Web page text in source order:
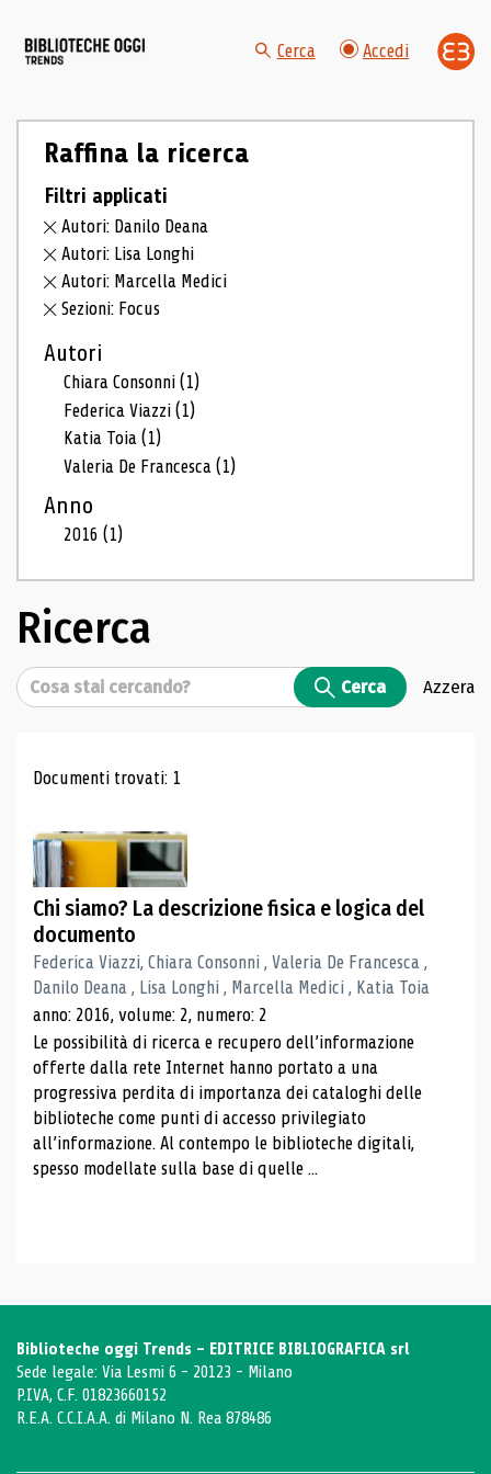
Cerca Accedi
Raffina la ricerca
Filtri applicati
Autori: Danilo Deana
Autori: Lisa Longhi
Autori: Marcella Medici
Sezioni: Focus
Autori
Chiara Consonni(1)
Federica Viazzi(1)
Katia Toia(1)
Valeria De Francesca(1)
Anno
2016(1)
Ricerca
Cerca Cerca Azzera
Risultati di ricerca
Documenti trovati: 1
Chi siamo? La descrizione fisica e logica del
documento
Federica Viazzi, Chiara Consonni , Valeria De Francesca ,
Danilo Deana , Lisa Longhi , Marcella Medici , Katia Toia
anno: 2016, volume: 2, numero: 2
Le possibilità di ricerca e recupero dell’informazione
offerte dalla rete Internet hanno portato a una
progressiva perdita di importanza dei cataloghi delle
biblioteche come punti di accesso privilegiato
all’informazione. Al contempo le biblioteche digitali,
spesso modellate sulla base di quelle ...
Biblioteche oggi Trends - EDITRICE BIBLIOGRAFICA srl
Sede legale: Via Lesmi 6 - 20123 - Milano
P.IVA, C.F. 01823660152
R.E.A. C.C.I.A.A. di Milano N. Rea 878486